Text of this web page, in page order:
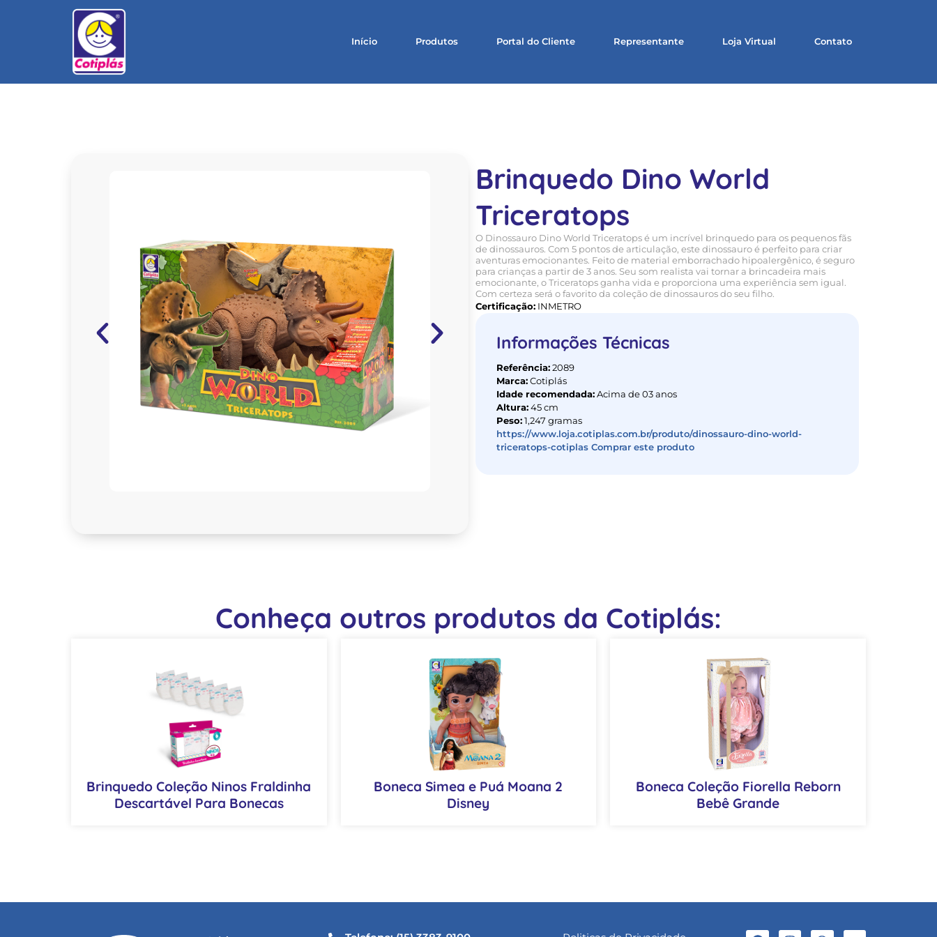
Início Produtos Portal do Cliente Representante Loja Virtual Contato
Brinquedo Dino World
Triceratops
O Dinossauro Dino World Triceratops é um incrível brinquedo para os pequenos fãs
de dinossauros. Com 5 pontos de articulação, este dinossauro é perfeito para criar
aventuras emocionantes. Feito de material emborrachado hipoalergênico, é seguro
para crianças a partir de 3 anos. Seu som realista vai tornar a brincadeira mais
emocionante, o Triceratops ganha vida e proporciona uma experiência sem igual.
Com certeza será o favorito da coleção de dinossauros do seu filho.
Certificação: INMETRO
Informações Técnicas
Referência: 2089
Marca: Cotiplás
Idade recomendada: Acima de 03 anos
Altura: 45 cm
Peso: 1,247 gramas
https://www.loja.cotiplas.com.br/produto/dinossauro-dino-world-
triceratops-cotiplas Comprar este produto
Conheça outros produtos da Cotiplás:
Brinquedo Coleção Ninos Fraldinha
Descartável Para Bonecas
Boneca Simea e Puá Moana 2
Disney
Boneca Coleção Fiorella Reborn
Bebê Grande